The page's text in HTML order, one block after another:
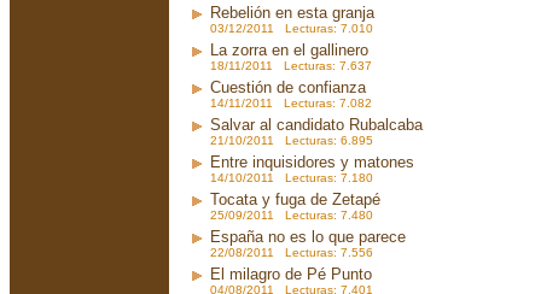
Rebelión en esta granja
03/12/2011 Lecturas: 7.010
La zorra en el gallinero
18/11/2011 Lecturas: 7.637
Cuestión de confianza
14/11/2011 Lecturas: 7.082
Salvar al candidato Rubalcaba
21/10/2011 Lecturas: 6.895
Entre inquisidores y matones
14/10/2011 Lecturas: 7.180
Tocata y fuga de Zetapé
25/09/2011 Lecturas: 7.480
España no es lo que parece
22/08/2011 Lecturas: 7.556
El milagro de Pé Punto
04/08/2011 Lecturas: 7.401